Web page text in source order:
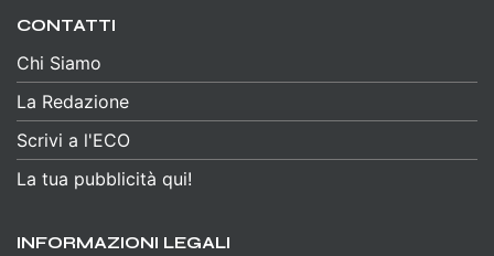
CONTATTI
Chi Siamo
La Redazione
Scrivi a l'ECO
La tua pubblicità qui!
INFORMAZIONI LEGALI